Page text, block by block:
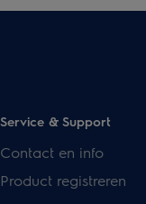
Service & Support
Contact en info
Product registreren